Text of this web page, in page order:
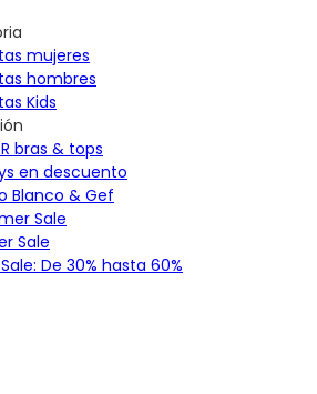
mujeres
hombres
Kids
bras & tops
en descuento
Blanco & Gef
Sale
Sale
De 30% hasta 60%